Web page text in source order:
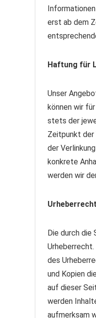
erst ab dem
Haftung für
Unser
können wir
stets der
Zeitpunkt der
der
konkrete
werden wir
Urheberrecht
Die durch
des
und Kopien
auf dieser
werden
aufmerksam